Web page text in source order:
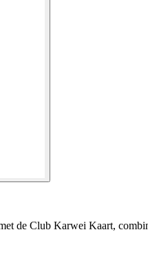
de Club Karwei Kaart,